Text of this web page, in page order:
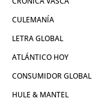
CULEMANÍA
LETRA GLOBAL
ATLÁNTICO HOY
CONSUMIDOR GLOBAL
HULE & MANTEL